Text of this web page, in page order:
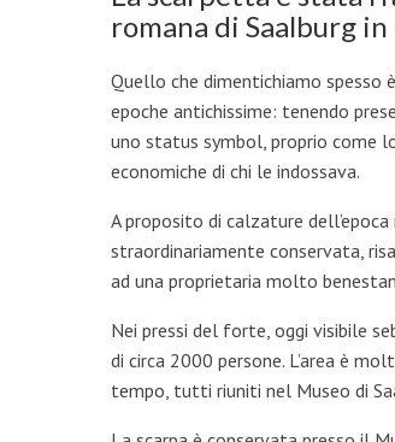
romana di Saalburg
Quello che dimentichiamo
epoche antichissime: tenendo
uno status symbol, proprio come
economiche di chi le indossava.
A proposito di calzature
straordinariamente conservata,
ad una proprietaria molto
Nei pressi del forte, oggi visibile
di circa 2000 persone. L’area è
tempo, tutti riuniti nel Museo di